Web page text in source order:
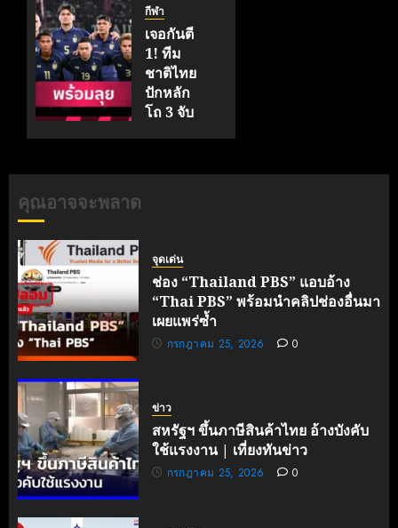
นักเรียน
ชาย
แชมป์
กีฬา
7HD
2026
0
กีฬา
เจอกันตี
1! ทีม
ชาติไทย
ปักหลัก
โถ 3 จับ
2027 ลุ้น
พฤษภาคม
31, 2026
0
คุณอาจจะพลาด
จุดเด่น
ช่อง “Thailand PBS” แอบอ้าง
“Thai PBS” พร้อมนำคลิปช่องอื่นมา
เผยแพร่ซ้ำ
กรกฎาคม 25, 2026 0
ข่าว
สหรัฐฯ ขึ้นภาษีสินค้าไทย อ้างบังคับ
ใช้แรงงาน | เที่ยงทันข่าว
กรกฎาคม 25, 2026 0